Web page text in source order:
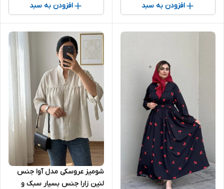
افزودن به سبد افزودن به سبد
شومیز عروسکی مدل آوا جنس
لنین زارا جنس بسیار سبک و